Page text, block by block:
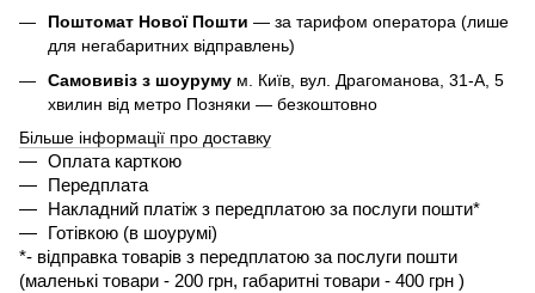
Поштомат Нової Пошти — за тарифом оператора (лише
для негабаритних відправлень)
Самовивіз з шоуруму м. Київ, вул. Драгоманова, 31-А, 5
хвилин від метро Позняки — безкоштовно
Більше інформації про доставку
Оплата карткою
Передплата
Накладний платіж з передплатою за послуги пошти*
Готівкою (в шоурумі)
*- відправка товарів з передплатою за послуги пошти
(маленькі товари - 200 грн, габаритні товари - 400 грн )